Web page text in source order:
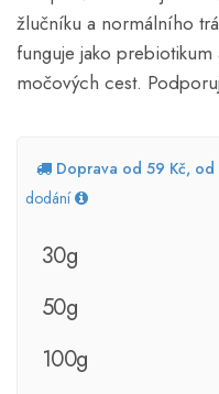
žlučníku a normálního
funguje jako
močových cest.
Doprava od 59 Kč,
dodání
30g
50g
100g